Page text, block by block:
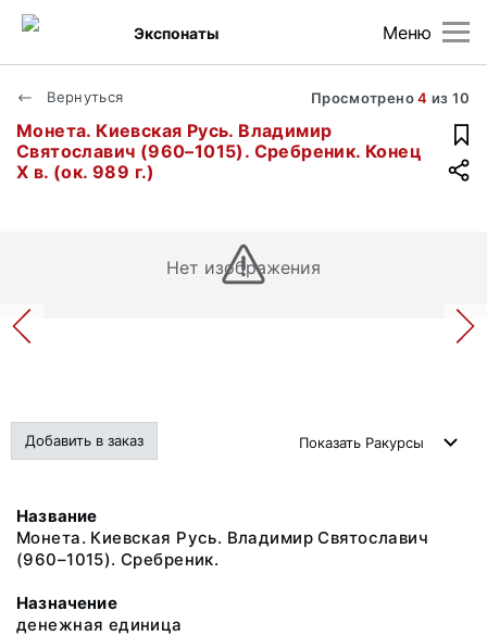
Меню
Экспонаты
Вернуться Просмотрено4 из10
Монета. Киевская Русь. Владимир
Святославич (960–1015). Сребреник. Конец
X в. (ок. 989 г.)
Нет изображения
Добавить в заказ Показать Ракурсы
Название
Монета. Киевская Русь. Владимир Святославич
(960–1015). Сребреник.
Назначение
денежная единица